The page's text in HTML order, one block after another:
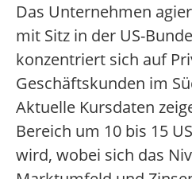
Das Unternehmen
mit Sitz in der US-
konzentriert sich auf
Geschäftskunden im
Aktuelle Kursdaten
Bereich um 10 bis 15
wird, wobei sich das